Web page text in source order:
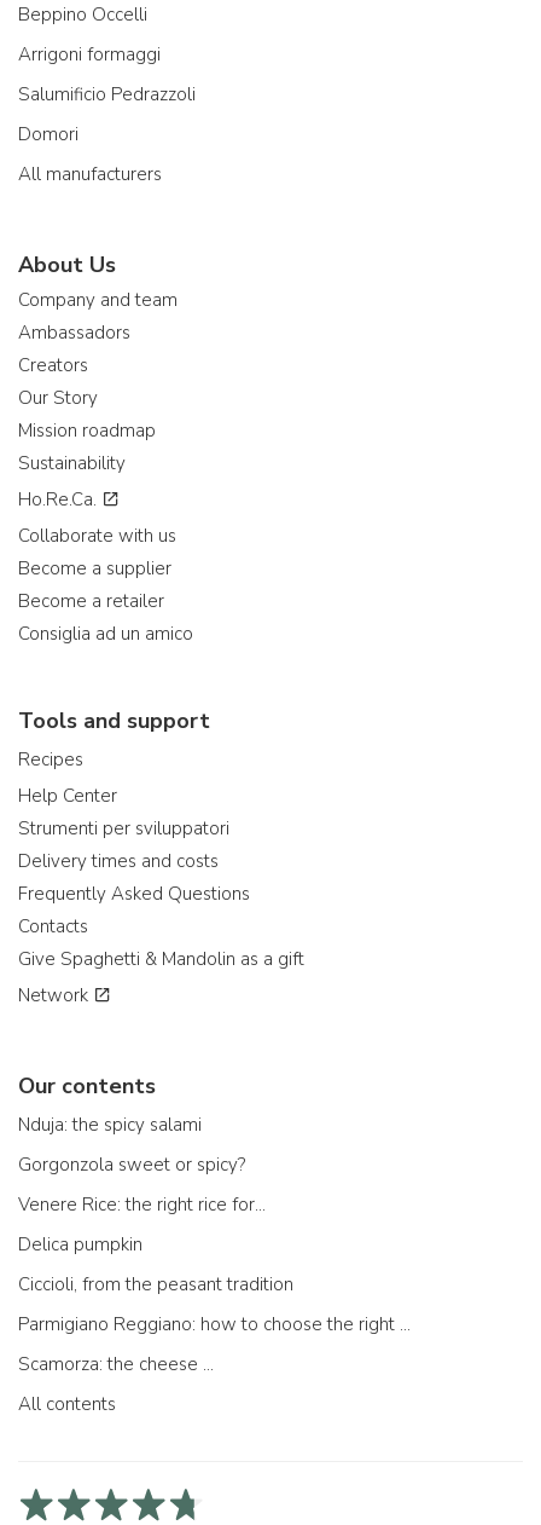
Beppino Occelli
Arrigoni formaggi
Salumificio Pedrazzoli
Domori
All manufacturers
About Us
Company and team
Ambassadors
Creators
Our Story
Mission roadmap
Sustainability
Ho.Re.Ca.
Collaborate with us
Become a supplier
Become a retailer
Consiglia ad un amico
Tools and support
Recipes
Help Center
Strumenti per sviluppatori
Delivery times and costs
Frequently Asked Questions
Contacts
Give Spaghetti & Mandolin as a gift
Network
Our contents
Nduja: the spicy salami
Gorgonzola sweet or spicy?
Venere Rice: the right rice for...
Delica pumpkin
Ciccioli, from the peasant tradition
Parmigiano Reggiano: how to choose the right one
Scamorza: the cheese ...
All contents